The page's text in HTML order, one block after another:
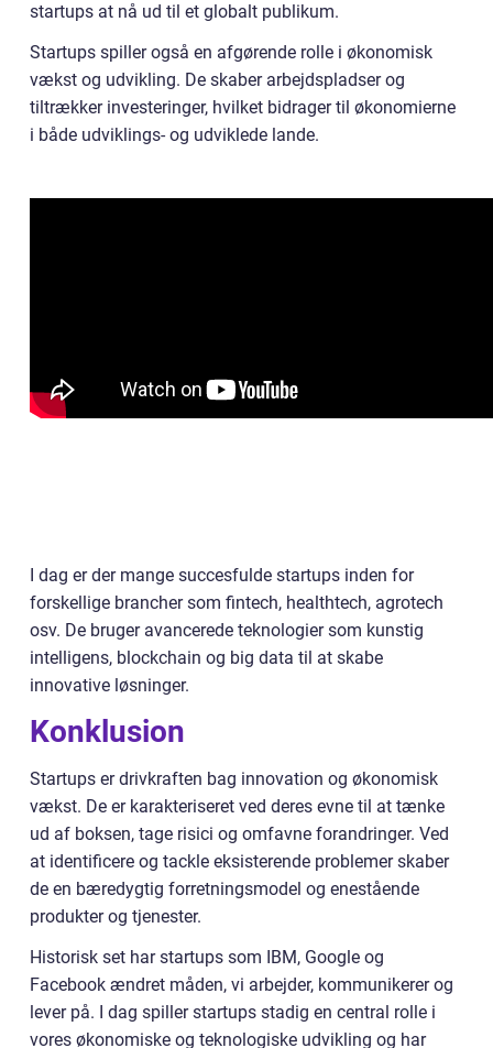
startups at nå ud til et globalt publikum.
Startups spiller også en afgørende rolle i økonomisk
vækst og udvikling. De skaber arbejdspladser og
tiltrækker investeringer, hvilket bidrager til økonomierne
i både udviklings- og udviklede lande.
I dag er der mange succesfulde startups inden for
forskellige brancher som fintech, healthtech, agrotech
osv. De bruger avancerede teknologier som kunstig
intelligens, blockchain og big data til at skabe
innovative løsninger.
Konklusion
Startups er drivkraften bag innovation og økonomisk
vækst. De er karakteriseret ved deres evne til at tænke
ud af boksen, tage risici og omfavne forandringer. Ved
at identificere og tackle eksisterende problemer skaber
de en bæredygtig forretningsmodel og enestående
produkter og tjenester.
Historisk set har startups som IBM, Google og
Facebook ændret måden, vi arbejder, kommunikerer og
lever på. I dag spiller startups stadig en central rolle i
vores økonomiske og teknologiske udvikling og har